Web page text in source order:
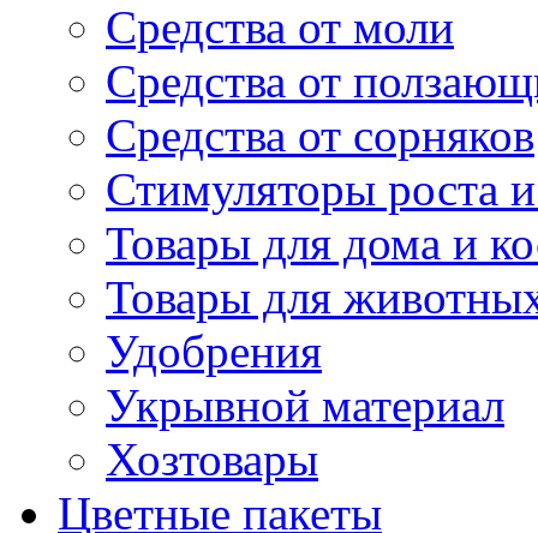
Средства от моли
Средства от
Средства от сорняков
Стимуляторы роста и
Товары для дома и
Товары для
Удобрения
Укрывной материал
Хозтовары
Цветные пакеты